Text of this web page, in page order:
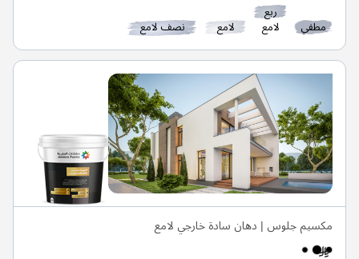
مطفي
ربع
لامع لامع نصف لامع
مكسيم جلوس | دهان سادة خارجي لامع